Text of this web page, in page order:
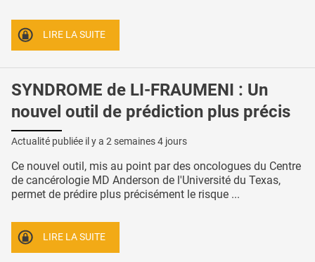
LIRE LA SUITE
SYNDROME de LI-FRAUMENI : Un
nouvel outil de prédiction plus précis
Actualité publiée il y a 2 semaines 4 jours
Ce nouvel outil, mis au point par des oncologues du Centre
de cancérologie MD Anderson de l'Université du Texas,
permet de prédire plus précisément le risque ...
LIRE LA SUITE